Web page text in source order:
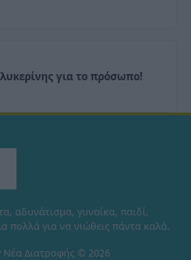
για το πρόσωπο!
αδυνάτισμα, γυναίκα, παιδί,
πολλά για να νιώθεις πάντα καλά.
Νέα Διατροφής © 2026